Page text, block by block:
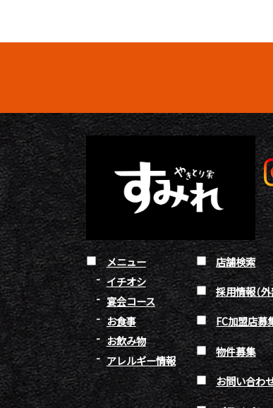
メニュー
イチオシ
宴会コース
お食事
お飲み物
アレルギー情報
店舗検索
採用情報（
FC加盟店募
物件募集
お問い合わ